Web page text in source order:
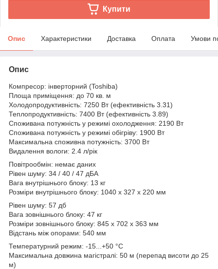
Купити
Опис Характеристики Доставка Оплата Умови
Опис
Компресор: інверторний (Toshiba)
Площа приміщення: до 70 кв. м
Холодопродуктивність: 7250 Вт (ефективність 3.31)
Теплопродуктивність: 7400 Вт (ефективність 3.89)
Споживана потужність у режимі охолодження: 2190 Вт
Споживана потужність у режимі обігріву: 1900 Вт
Максимальна споживна потужність: 3700 Вт
Видалення вологи: 2.4 л/рік
Повітрообмін: немає даних
Рівен шуму: 34 / 40 / 47 дБА
Вага внутрішнього блоку: 13 кг
Розміри внутрішнього блоку: 1040 x 327 x 220 мм
Рівен шуму: 57 дб
Вага зовнішнього блоку: 47 кг
Розміри зовнішнього блоку: 845 x 702 x 363 мм
Відстань між опорами: 540 мм
Температурний режим: -15...+50 °С
Максимальна довжина магістралі: 50 м (перепад висоти до 25
м)